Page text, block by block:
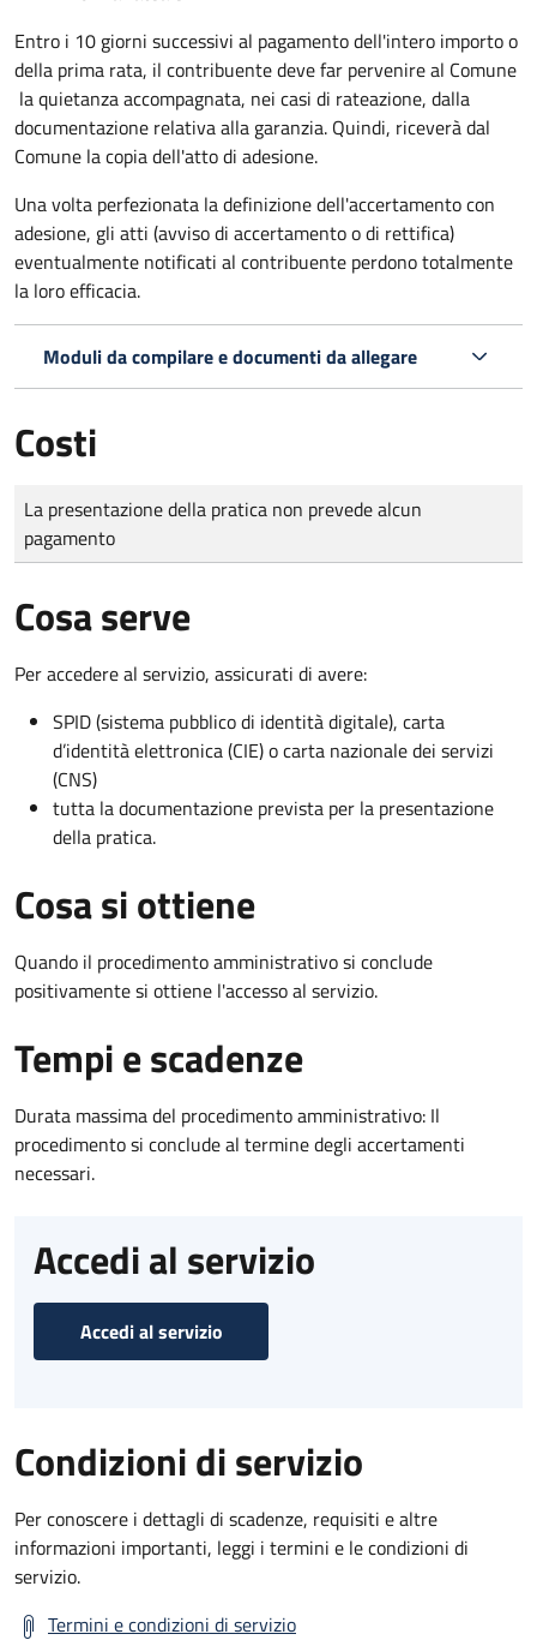
Entro i 10 giorni successivi al pagamento dell'intero importo o
della prima rata, il contribuente deve far pervenire al Comune
la quietanza accompagnata, nei casi di rateazione, dalla
documentazione relativa alla garanzia. Quindi, riceverà dal
Comune la copia dell'atto di adesione.
Una volta perfezionata la definizione dell'accertamento con
adesione, gli atti (avviso di accertamento o di rettifica)
eventualmente notificati al contribuente perdono totalmente
la loro efficacia.
Moduli da compilare e documenti da allegare
Costi
Tipo di pagamento
Importo
La presentazione della pratica non prevede alcun
pagamento
Cosa serve
Per accedere al servizio, assicurati di avere:
SPID (sistema pubblico di identità digitale), carta
d’identità elettronica (CIE) o carta nazionale dei servizi
(CNS)
tutta la documentazione prevista per la presentazione
della pratica.
Cosa si ottiene
Quando il procedimento amministrativo si conclude
positivamente si ottiene l'accesso al servizio.
Tempi e scadenze
Durata massima del procedimento amministrativo: Il
procedimento si conclude al termine degli accertamenti
necessari.
Accedi al servizio
Accedi al servizio
Condizioni di servizio
Per conoscere i dettagli di scadenze, requisiti e altre
informazioni importanti, leggi i termini e le condizioni di
servizio.
Termini e condizioni di servizio